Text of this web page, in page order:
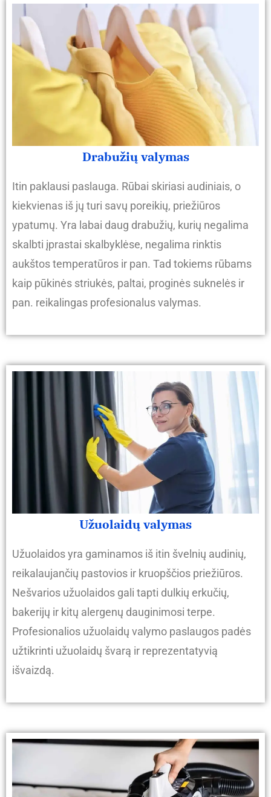
Drabužių valymas
Itin paklausi paslauga. Rūbai skiriasi audiniais, o
kiekvienas iš jų turi savų poreikių, priežiūros
ypatumų. Yra labai daug drabužių, kurių negalima
skalbti įprastai skalbyklėse, negalima rinktis
aukštos temperatūros ir pan. Tad tokiems rūbams
kaip pūkinės striukės, paltai, proginės suknelės ir
pan. reikalingas profesionalus valymas.
Užuolaidų valymas
Užuolaidos yra gaminamos iš itin švelnių audinių,
reikalaujančių pastovios ir kruopščios priežiūros.
Nešvarios užuolaidos gali tapti dulkių erkučių,
bakerijų ir kitų alergenų dauginimosi terpe.
Profesionalios užuolaidų valymo paslaugos padės
užtikrinti užuolaidų švarą ir reprezentatyvią
išvaizdą.